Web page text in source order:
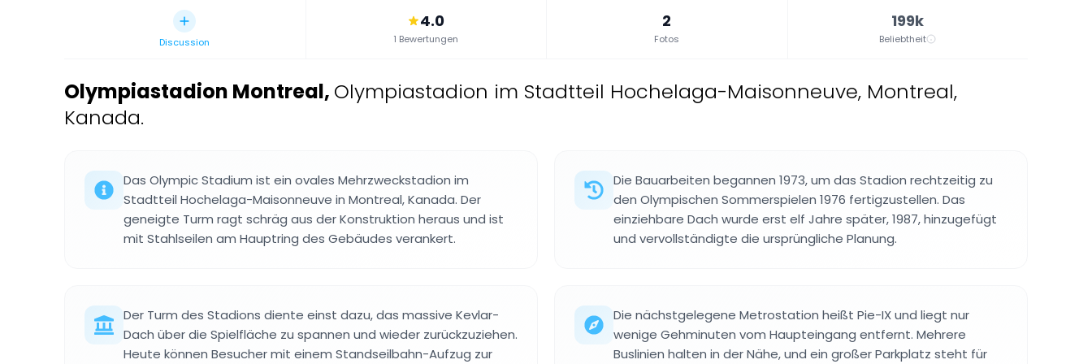
Discussion
4.0
1 Bewertungen
2
Fotos
199k
Beliebtheit
Olympiastadion Montreal, Olympiastadion im Stadtteil Hochelaga-Maisonneuve, Montreal,
Kanada.
Das Olympic Stadium ist ein ovales Mehrzweckstadion im
Stadtteil Hochelaga-Maisonneuve in Montreal, Kanada. Der
geneigte Turm ragt schräg aus der Konstruktion heraus und ist
mit Stahlseilen am Hauptring des Gebäudes verankert.
Die Bauarbeiten begannen 1973, um das Stadion rechtzeitig zu
den Olympischen Sommerspielen 1976 fertigzustellen. Das
einziehbare Dach wurde erst elf Jahre später, 1987, hinzugefügt
und vervollständigte die ursprüngliche Planung.
Der Turm des Stadions diente einst dazu, das massive Kevlar-
Dach über die Spielfläche zu spannen und wieder zurückzuziehen.
Heute können Besucher mit einem Standseilbahn-Aufzug zur
Die nächstgelegene Metrostation heißt Pie-IX und liegt nur
wenige Gehminuten vom Haupteingang entfernt. Mehrere
Buslinien halten in der Nähe, und ein großer Parkplatz steht für